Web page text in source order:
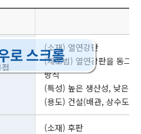
스크롤(소재) 열연강판
(제조법) 열연강판을 동그
방식
(특성) 높은 생산성, 낮은
(용도) 건설(배관, 상수도
(소재) 후판